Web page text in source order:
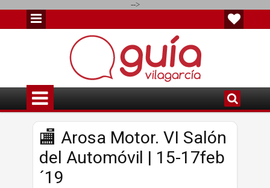
-->
🏬 Arosa Motor. VI Salón
del Automóvil | 15-17feb
´19